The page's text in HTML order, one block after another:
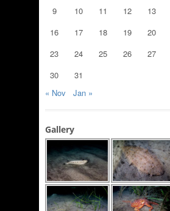
9
10 11 12 13
16
17 18 19 20
23
24 25 26 27
30
31
« Nov
Jan »
Gallery